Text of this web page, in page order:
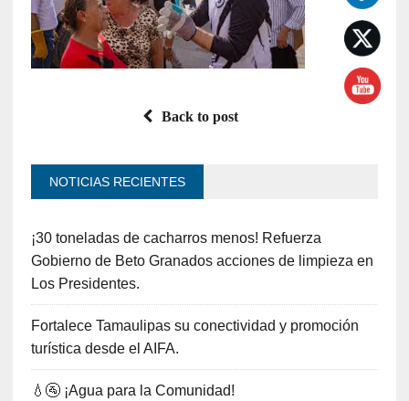
Back to post
NOTICIAS RECIENTES
¡30 toneladas de cacharros menos! Refuerza
Gobierno de Beto Granados acciones de limpieza en
Los Presidentes.
Fortalece Tamaulipas su conectividad y promoción
turística desde el AIFA.
💧🚰 ¡Agua para la Comunidad!